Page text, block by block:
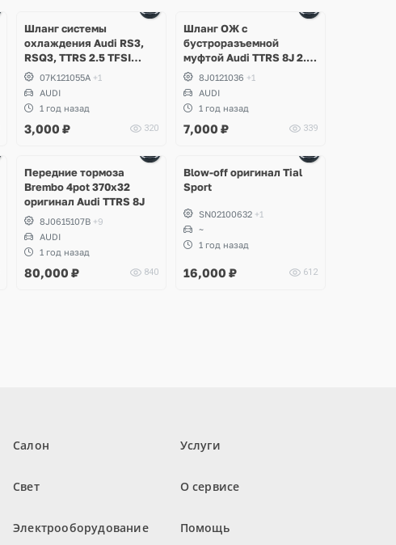
Шланг системы
охлаждения Audi RS3,
RSQ3, TTRS 2.5 TFSI
CEPA, CTSA, CZGA, CEPB
07K121055A +1
AUDI
1 год назад
3,000 ₽ 320
Шланг ОЖ с
бустроразъемной
муфтой Audi TTRS 8J 2.5
TFSI CEPA
8J0121036 +1
AUDI
1 год назад
7,000 ₽ 339
Передние тормоза
Brembo 4pot 370x32
оригинал Audi TTRS 8J
8J0615107B +9
AUDI
1 год назад
80,000 ₽ 840
Blow-off оригинал Tial
Sport
SN02100632 +1
~
1 год назад
16,000 ₽ 612
Салон
Свет
Электрооборудование
Услуги
О сервисе
Помощь